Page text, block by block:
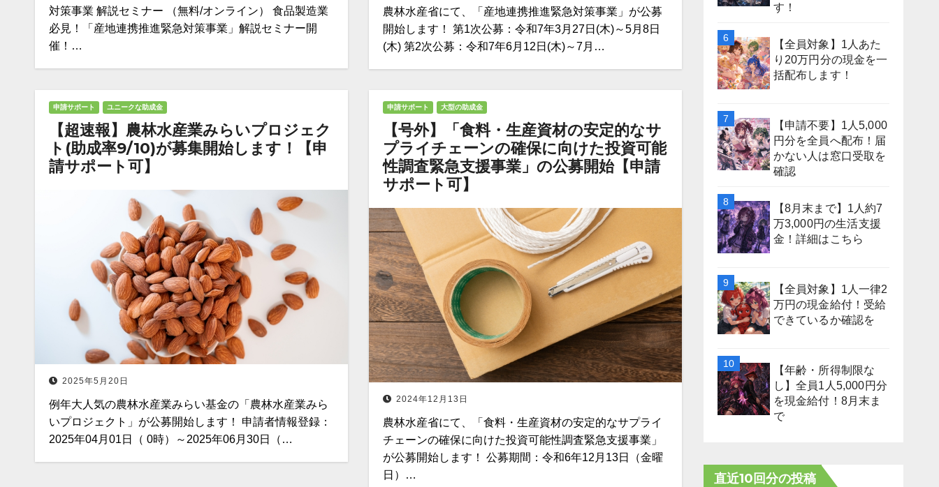
対策事業 解説セミナー （無料/オンライン） 食品製造業
必見！「産地連携推進緊急対策事業」解説セミナー開
催！…
農林水産省にて、「産地連携推進緊急対策事業」が公募
開始します！ 第1次公募：令和7年3月27日(木)～5月8日
(木) 第2次公募：令和7年6月12日(木)～7月…
申請サポート ユニークな助成金
【超速報】農林水産業みらいプロジェク
ト(助成率9/10)が募集開始します！【申
請サポート可】
2025年5月20日
例年大人気の農林水産業みらい基金の「農林水産業みら
いプロジェクト」が公募開始します！ 申請者情報登録：
2025年04月01日（ 0時）～2025年06月30日（…
申請サポート 大型の助成金
【号外】「食料・生産資材の安定的なサ
プライチェーンの確保に向けた投資可能
性調査緊急支援事業」の公募開始【申請
サポート可】
2024年12月13日
農林水産省にて、「食料・生産資材の安定的なサプライ
チェーンの確保に向けた投資可能性調査緊急支援事業」
が公募開始します！ 公募期間：令和6年12月13日（金曜
日）…
す！
【全員対象】1人あた
り20万円分の現金を一
括配布します！
【申請不要】1人5,000
円分を全員へ配布！届
かない人は窓口受取を
確認
【8月末まで】1人約7
万3,000円の生活支援
金！詳細はこちら
【全員対象】1人一律2
万円の現金給付！受給
できているか確認を
【年齢・所得制限な
し】全員1人5,000円分
を現金給付！8月末ま
で
直近10回分の投稿